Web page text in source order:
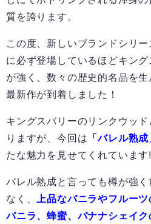
質を誇ります。
この度、新しいブランドシリ
に必ず登場しているほどキン
が強く、数々の歴史的名品を生
最新作が到着しました！
キングスバリーのリンクウッ
りますが、今回は 「バレル熟成
たな魅力を見せてくれています!
バレル熟成と言っても樽が強
なく、上品なバニラやフルーツ
バニラ、蜂蜜、バナナシェイ